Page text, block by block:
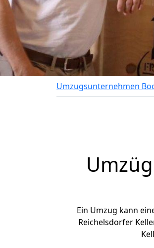
Umzugsunternehmen
Ein Umzug kann
Reichelsdorfer